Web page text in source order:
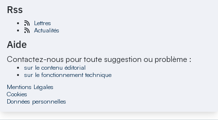
Rss
Lettres
Actualités
Aide
Contactez-nous pour toute suggestion ou problème :
sur le contenu éditorial
sur le fonctionnement technique
Mentions Légales
Cookies
Données personnelles